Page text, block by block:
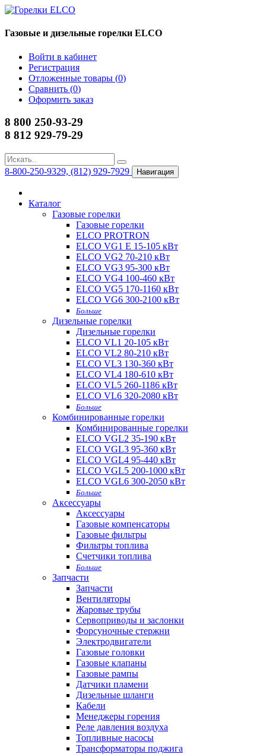
Газовые и дизельные горелки ELCO
Войти в кабинет
Регистрация
Отложенные товары (0)
Сравнить (0)
Оформить заказ
8 800 250-93-29
8 812 929-79-29
8-800-250-9329, (812) 929-7929 Навигация
Каталог
Газовые горелки
Газовые горелки
ELCO PROTRON
ELCO VG1 E 15-105 кВт
ELCO VG2 70-210 кВт
ELCO VG3 95-300 кВт
ELCO VG4 100-460 кВт
ELCO VG5 170-1160 кВт
ELCO VG6 300-2100 кВт
Больше
Дизельные горелки
Дизельные горелки
ELCO VL1 20-105 кВт
ELCO VL2 80-210 кВт
ELCO VL3 130-360 кВт
ELCO VL4 180-610 кВт
ELCO VL5 260-1186 кВт
ELCO VL6 320-2080 кВт
Больше
Комбинированные горелки
Комбинированные горелки
ELCO VGL2 35-190 кВт
ELCO VGL3 95-360 кВт
ELCO VGL4 95-440 кВт
ELCO VGL5 200-1000 кВт
ELCO VGL6 300-2050 кВт
Больше
Аксессуары
Аксессуары
Газовые компенсаторы
Газовые фильтры
Фильтры топлива
Счетчики топлива
Больше
Запчасти
Запчасти
Вентиляторы
Жаровые трубы
Сервоприводы и заслонки
Форсуночные стержни
Электродвигатели
Газовые головки
Газовые клапаны
Газовые рампы
Датчики пламени
Дизельные шланги
Кабели
Менеджеры горения
Реле давления воздуха
Топливные насосы
Трансформаторы поджига